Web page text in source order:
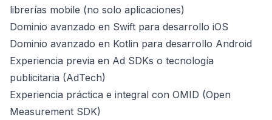
librerías mobile (no solo aplicaciones)
Dominio avanzado en Swift para desarrollo iOS
Dominio avanzado en Kotlin para desarrollo Android
Experiencia previa en Ad SDKs o tecnología
publicitaria (AdTech)
Experiencia práctica e integral con OMID (Open
Measurement SDK)